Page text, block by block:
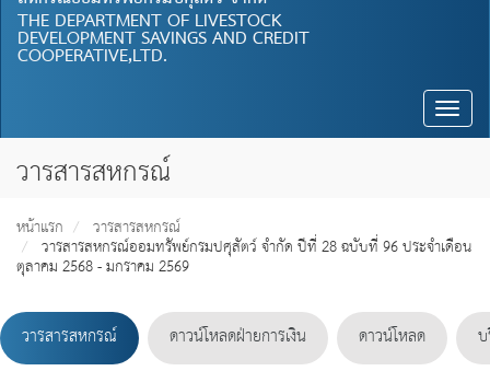
THE DEPARTMENT OF LIVESTOCK
DEVELOPMENT SAVINGS AND CREDIT
COOPERATIVE,LTD.
Toggle
วารสารสหกรณ์
หน้าแรก วารสารสหกรณ์
วารสารสหกรณ์ออมทรัพย์กรมปศุสัตว์ จำกัด ปีที่ 28 ฉบับที่ 96 ประจำเดือน
ตุลาคม 2568 - มกราคม 2569
วารสารสหกรณ์ ดาวน์โหลดฝ่ายการเงิน ดาวน์โหลด